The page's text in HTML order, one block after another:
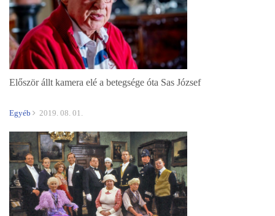
Először állt kamera elé a betegsége óta Sas József
Egyéb 2019. 08. 01.